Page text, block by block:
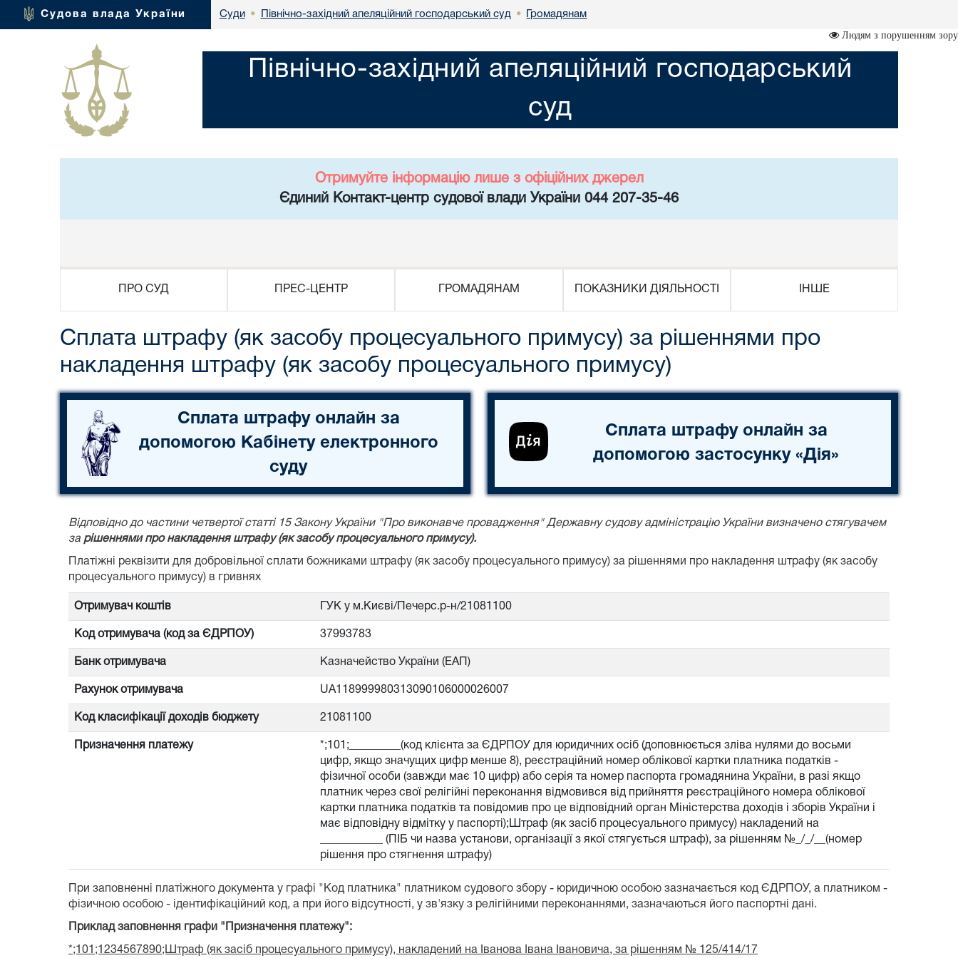
Судова влада України Суди • Північно-західний апеляційний господарський суд • Громадянам
Людям з порушенням зору
Північно-західний апеляційний господарський
суд
Отримуйте інформацію лише з офіційних джерел
Єдиний Контакт-центр судової влади України 044 207-35-46
ПРО СУД ПРЕС-ЦЕНТР ГРОМАДЯНАМ ПОКАЗНИКИ ДІЯЛЬНОСТІ ІНШЕ
Сплата штрафу (як засобу процесуального примусу) за рішеннями про
накладення штрафу (як засобу процесуального примусу)
Сплата штрафу онлайн за
допомогою Кабінету електронного
суду
Сплата штрафу онлайн за
допомогою застосунку «Дія»
Відповідно до частини четвертої статті 15 Закону України "Про виконавче провадження" Державну судову адміністрацію України визначено стягувачем
за рішеннями про накладення штрафу (як засобу процесуального примусу).
Платіжні реквізити для добровільної сплати божниками штрафу (як засобу процесуального примусу) за рішеннями про накладення штрафу (як засобу
процесуального примусу) в гривнях
Отримувач коштів ГУК у м.Києві/Печерс.р-н/21081100
Код отримувача (код за ЄДРПОУ) 37993783
Банк отримувача Казначейство України (ЕАП)
Рахунок отримувача UA118999980313090106000026007
Код класифікації доходів бюджету 21081100
Призначення платежу
*;101;_________(код клієнта за ЄДРПОУ для юридичних осіб (доповнюється зліва нулями до восьми
цифр, якщо значущих цифр менше 8), реєстраційний номер облікової картки платника податків -
фізичної особи (завжди має 10 цифр) або серія та номер паспорта громадянина України, в разі якщо
платник через свої релігійні переконання відмовився від прийняття реєстраційного номера облікової
картки платника податків та повідомив про це відповідний орган Міністерства доходів і зборів України і
має відповідну відмітку у паспорті);Штраф (як засіб процесуального примусу) накладений на
___________ (ПІБ чи назва установи, організації з якої стягується штраф), за рішенням №_/_/__(номер
рішення про стягнення штрафу)
При заповненні платіжного документа у графі "Код платника" платником судового збору - юридичною особою зазначається код ЄДРПОУ, а платником -
фізичною особою - ідентифікаційний код, а при його відсутності, у зв'язку з релігійними переконаннями, зазначаються його паспортні дані.
Приклад заповнення графи "Призначення платежу":
*;101;1234567890;Штраф (як засіб процесуального примусу), накладений на Іванова Івана Івановича, за рішенням № 125/414/17